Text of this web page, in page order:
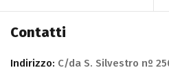
Contatti
Indirizzo: C/da S. Silvestro nº